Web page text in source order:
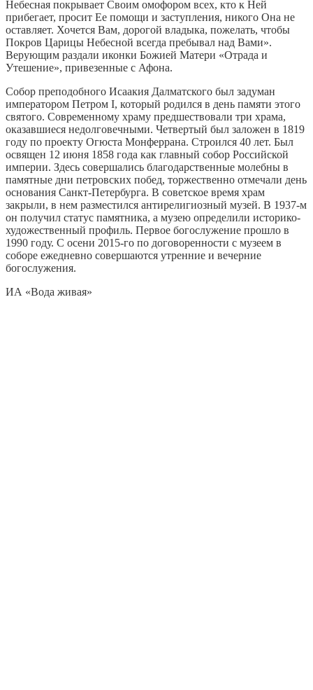
Небесная покрывает Своим омофором всех, кто к Ней
прибегает, просит Ее помощи и заступления, никого Она не
оставляет. Хочется Вам, дорогой владыка, пожелать, чтобы
Покров Царицы Небесной всегда пребывал над Вами».
Верующим раздали иконки Божией Матери «Отрада и
Утешение», привезенные с Афона.
Собор преподобного Исаакия Далматского был задуман
императором Петром I, который родился в день памяти этого
святого. Современному храму предшествовали три храма,
оказавшиеся недолговечными. Четвертый был заложен в 1819
году по проекту Огюста Монферрана. Строился 40 лет. Был
освящен 12 июня 1858 года как главный собор Российской
империи. Здесь совершались благодарственные молебны в
памятные дни петровских побед, торжественно отмечали день
основания Санкт-Петербурга. В советское время храм
закрыли, в нем разместился антирелигиозный музей. В 1937-м
он получил статус памятника, а музею определили историко-
художественный профиль. Первое богослужение прошло в
1990 году. С осени 2015-го по договоренности с музеем в
соборе ежедневно совершаются утренние и вечерние
богослужения.
ИА «Вода живая»